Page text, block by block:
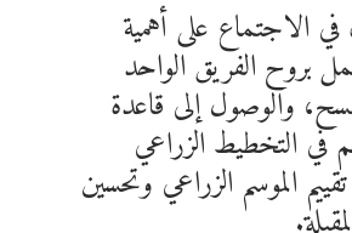
الاجتماع على أهمية
بروح الفريق الواحد
والوصول إلى قاعدة
في التخطيط الزراعي
الموسم الزراعي وتحسين